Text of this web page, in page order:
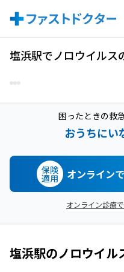
塩浜駅でノロウイルス
困ったときの救
おうちにい
保険
適用 オンライン
オンライン診療
塩浜駅のノロウイル